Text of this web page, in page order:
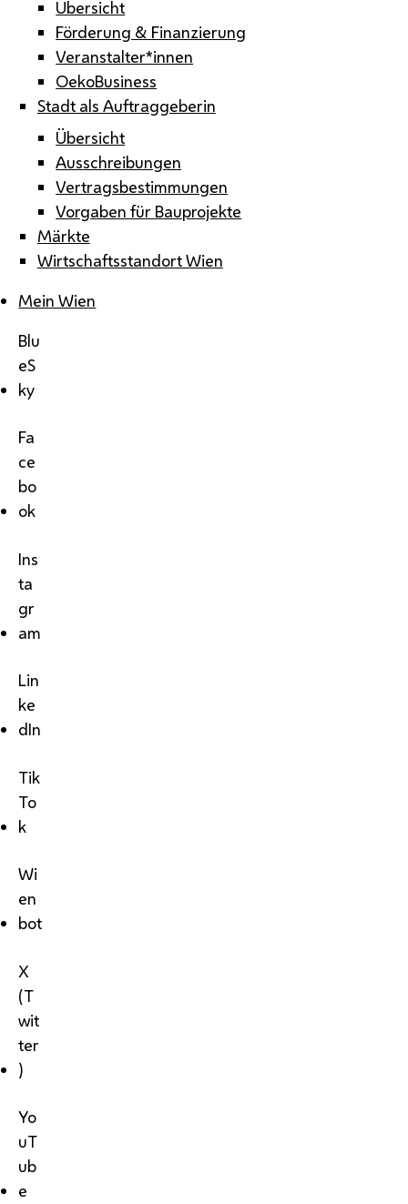
Übersicht
Förderung & Finanzierung
Veranstalter*innen
OekoBusiness
Stadt als Auftraggeberin
Übersicht
Ausschreibungen
Vertragsbestimmungen
Vorgaben für Bauprojekte
Märkte
Wirtschaftsstandort Wien
Mein Wien
Blu
eS
ky
Fa
ce
bo
ok
Ins
ta
gr
am
Lin
ke
dIn
Tik
To
k
Wi
en
bot
X
(T
wit
ter
)
Yo
uT
ub
e